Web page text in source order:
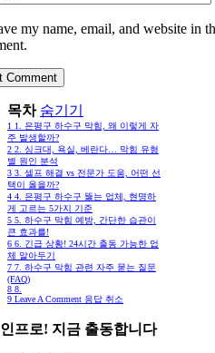
my name, email, and website in
목차 숨기기
1 1. 은평구 하수구 막힘, 왜 이렇게 자
주 발생할까?
2 2. 싱크대, 욕실, 베란다… 막힘 유형
별 원인 분석
3 3. 셀프 해결 vs 전문가 도움, 어떤 선
택이 옳을까?
4 4. 은평구 하수구 뚫는 업체, 현명하
게 고르는 5가지 기준
5 5. 하수구 막힘 예방, 간단한 습관이
큰 효과를!
6 6. 긴급 상황! 24시간 출동 가능한 업
체 알아두기
7 7. 하수구 막힘 관련 자주 묻는 질문
(FAQ)
8 8.
9 Leave A Comment 응답 취소
프로! 지금 출동합니다